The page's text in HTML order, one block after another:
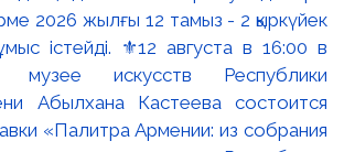
2026 жылғы 12 тамыз - 2 қыркүйек
істейді. ⚜️12 августа в 16:00 в
музее искусств Республики
Абылхана Кастеева состоится
«Палитра Армении: из собрания